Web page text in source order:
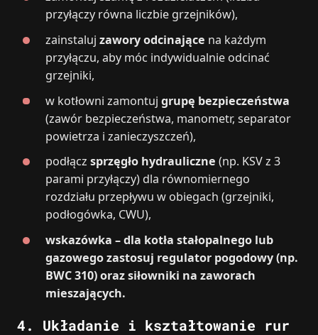
przyłączy równa liczbie grzejników),
zainstalujzawory odcinające na każdym
przyłączu, aby móc indywidualnie odcinać
grzejniki,
w kotłowni zamontujgrupę bezpieczeństwa
(zawór bezpieczeństwa, manometr, separator
powietrza i zanieczyszczeń),
podłączsprzęgło hydrauliczne (np. KSV z 3
parami przyłączy) dla równomiernego
rozdziału przepływu w obiegach (grzejniki,
podłogówka, CWU),
wskazówka – dla kotła stałopalnego lub
gazowego zastosuj regulator pogodowy (np.
BWC 310) oraz siłowniki na zaworach
mieszających.
4. Układanie i kształtowanie rur